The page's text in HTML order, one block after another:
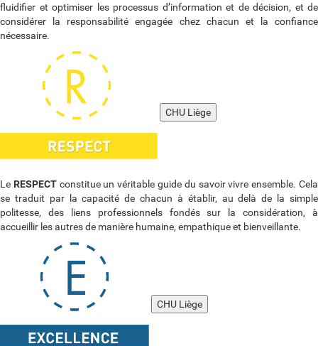
fluidifier et optimiser les processus d’information et de décision, et de
considérer la responsabilité engagée chez chacun et la confiance
nécessaire.
CHU Liège
Le RESPECTconstitue un véritable guide du savoir vivre ensemble. Cela
se traduit par la capacité de chacun à établir, au delà de la simple
politesse, des liens professionnels fondés sur la considération, à
accueillir les autres de manière humaine, empathique et bienveillante.
CHU Liège